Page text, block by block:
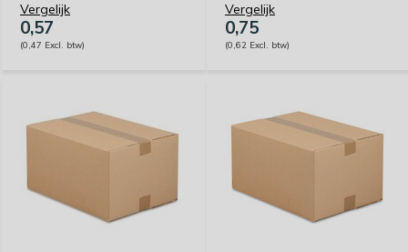
Vergelijk
0,57
(0,47 Excl. btw)
Vergelijk
0,75
(0,62 Excl. btw)